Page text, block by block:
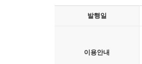
발행일
이용안내